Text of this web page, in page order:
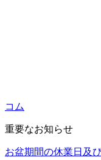
コム
重要なお知らせ
お盆期間の休業日及